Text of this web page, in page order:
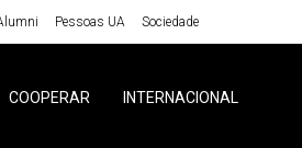
Pessoas UA Sociedade
COOPERAR INTERNACIONAL